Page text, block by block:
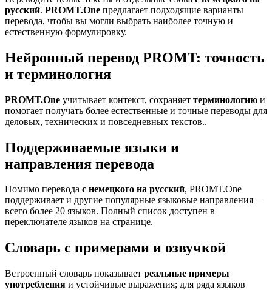
русский. PROMT.One предлагает подходящие варианты
перевода, чтобы вы могли выбрать наиболее точную и
естественную формулировку.
Нейронный перевод PROMT: точность
и терминология
PROMT.One учитывает контекст, сохраняет терминологию и
помогает получать более естественные и точные переводы для
деловых, технических и повседневных текстов..
Поддерживаемые языки и
направления перевода
Помимо перевода с немецкого на русский, PROMT.One
поддерживает и другие популярные языковые направления —
всего более 20 языков. Полный список доступен в
переключателе языков на странице.
Словарь с примерами и озвучкой
Встроенный словарь показывает реальные примеры
употребления и устойчивые выражения; для ряда языков